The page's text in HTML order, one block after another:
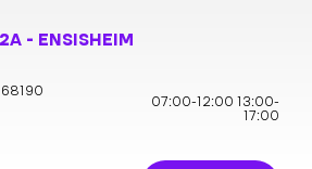
- ENSISHEIM
68190
07:00-12:00
13:00-
17:00